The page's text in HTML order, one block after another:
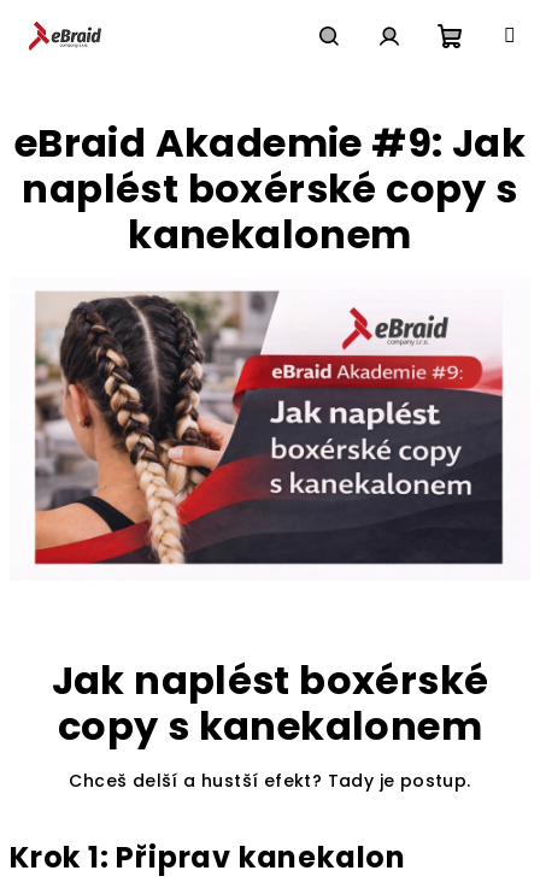
košík
eBraid Akademie #9: Jak
naplést boxérské copy s
kanekalonem
Jak naplést boxérské
copy s kanekalonem
Chceš delší a hustší efekt? Tady je postup.
Krok 1: Připrav kanekalon